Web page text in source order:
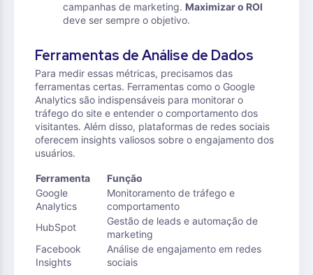
campanhas de marketing. Maximizar o ROI
deve ser sempre o objetivo.
Ferramentas de Análise de Dados
Para medir essas métricas, precisamos das
ferramentas certas. Ferramentas como o Google
Analytics são indispensáveis para monitorar o
tráfego do site e entender o comportamento dos
visitantes. Além disso, plataformas de redes sociais
oferecem insights valiosos sobre o engajamento dos
usuários.
Ferramenta
Função
Google
Analytics
Monitoramento de tráfego e
comportamento
HubSpot
Gestão de leads e automação de
marketing
Facebook
Insights
Análise de engajamento em redes
sociais